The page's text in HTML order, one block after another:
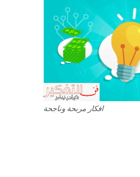
افكار مربحة وناجحة